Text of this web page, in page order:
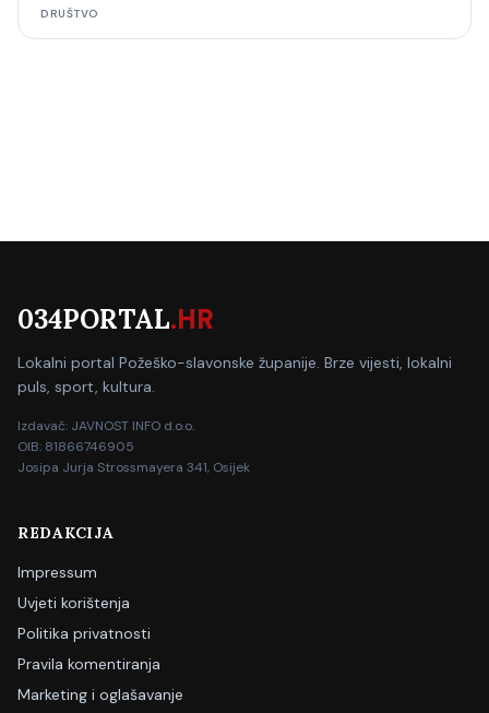
DRUŠTVO
034PORTAL.HR
Lokalni portal Požeško-slavonske županije. Brze vijesti, lokalni
puls, sport, kultura.
Izdavač: JAVNOST INFO d.o.o.
OIB: 81866746905
Josipa Jurja Strossmayera 341, Osijek
REDAKCIJA
Impressum
Uvjeti korištenja
Politika privatnosti
Pravila komentiranja
Marketing i oglašavanje